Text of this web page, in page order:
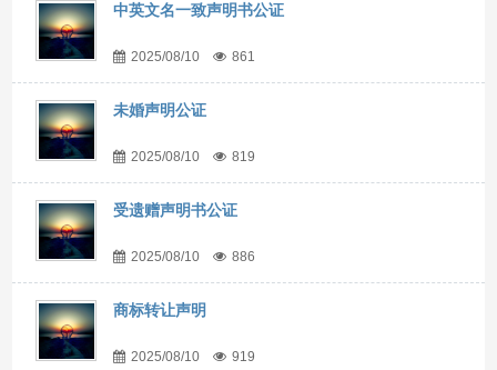
中英文名一致声明书公证
2025/08/10 861
未婚声明公证
2025/08/10 819
受遗赠声明书公证
2025/08/10 886
商标转让声明
2025/08/10 919